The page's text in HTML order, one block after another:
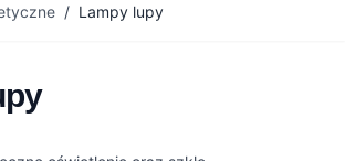
/ Lampy lupy